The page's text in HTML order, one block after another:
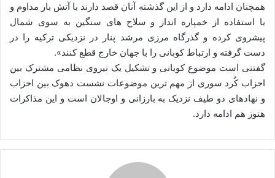
همچنان ادامه دارد و از این گذشته آنان قصد دارند با آتش بار مداوم و
با استفاده از خمپاره انداز و سلاح های سنگین به سوی شمال
پیشروی کرده و گذرگاه مرزی مرشد پنار در نزدیکی ترکیه را در
دست گرفته و ارتباط کوبانی را با جهان خارج قطع کنند».
گفتنی است موضوع کوبانی و تشکیل یک نیروی نظامی مشترک بین
احزاب کُرد سوری از مهم ترین موضوعات نشست دهوک بین احزاب
و نهادهای دو طیف نزدیک به بارزانی و اوجالان است و این مذاکرات
هنوز هم ادامه دارد.